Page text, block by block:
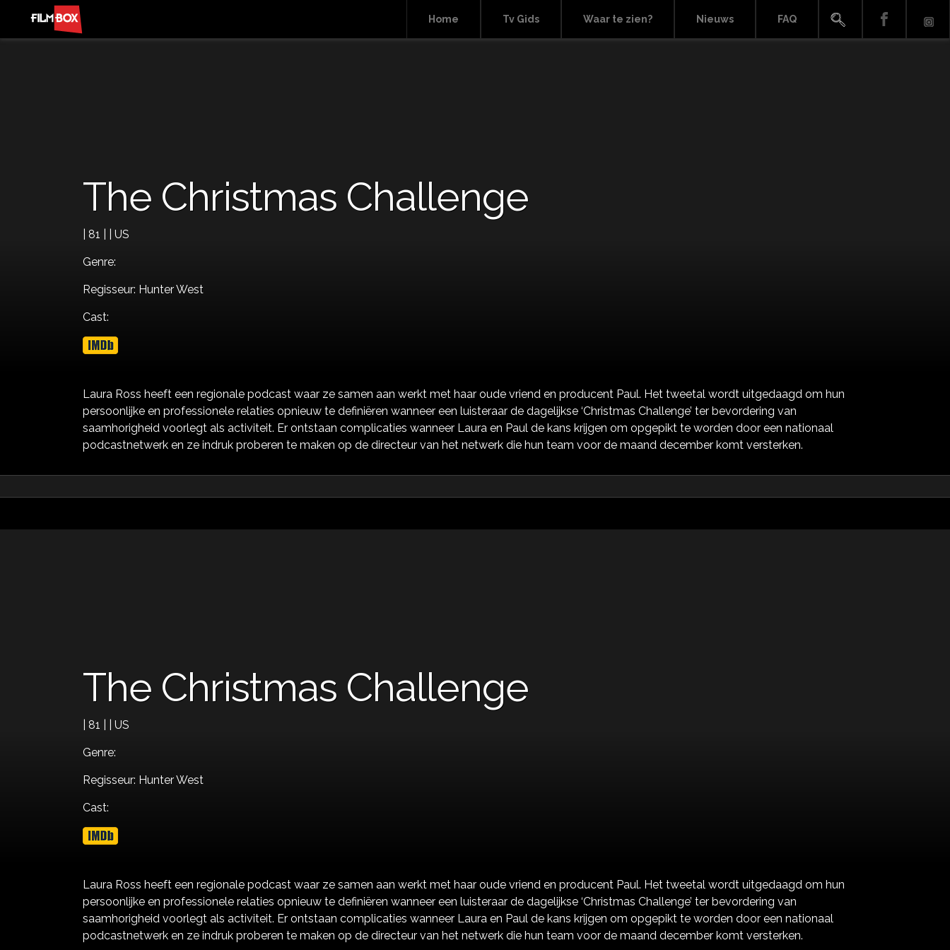
Home Tv Gids Waar te zien? Nieuws FAQ
The Christmas Challenge
| 81 | | US
Genre:
Regisseur: Hunter West
Cast:
Laura Ross heeft een regionale podcast waar ze samen aan werkt met haar oude vriend en producent Paul. Het tweetal wordt uitgedaagd om hun
persoonlijke en professionele relaties opnieuw te definiëren wanneer een luisteraar de dagelijkse ‘Christmas Challenge’ ter bevordering van
saamhorigheid voorlegt als activiteit. Er ontstaan complicaties wanneer Laura en Paul de kans krijgen om opgepikt te worden door een nationaal
podcastnetwerk en ze indruk proberen te maken op de directeur van het netwerk die hun team voor de maand december komt versterken.
The Christmas Challenge
| 81 | | US
Genre:
Regisseur: Hunter West
Cast:
Laura Ross heeft een regionale podcast waar ze samen aan werkt met haar oude vriend en producent Paul. Het tweetal wordt uitgedaagd om hun
persoonlijke en professionele relaties opnieuw te definiëren wanneer een luisteraar de dagelijkse ‘Christmas Challenge’ ter bevordering van
saamhorigheid voorlegt als activiteit. Er ontstaan complicaties wanneer Laura en Paul de kans krijgen om opgepikt te worden door een nationaal
podcastnetwerk en ze indruk proberen te maken op de directeur van het netwerk die hun team voor de maand december komt versterken.